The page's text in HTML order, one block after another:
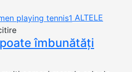
ALTELE
îmbunătăți